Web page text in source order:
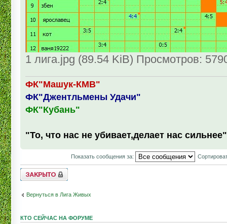
1 лига.jpg (89.54 KiB) Просмотров:
ФК"Машук-КМВ"
ФК"Джентльмены Удачи"
ФК"Кубань"
"То, что нас не убивает,делает нас сильнее"
Показать сообщения за:
Topic locked
Вернуться в Лига Живых
КТО СЕЙЧАС НА ФОРУМЕ